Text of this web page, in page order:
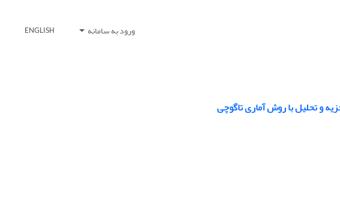
ورود به سامانه ENGLISH
و تحلیل با روش آماری تاگوچی